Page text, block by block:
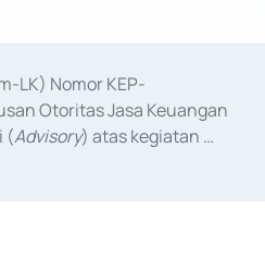
LK) Nomor KEP-
Otoritas Jasa Keuangan
(Advisory) atas kegiatan